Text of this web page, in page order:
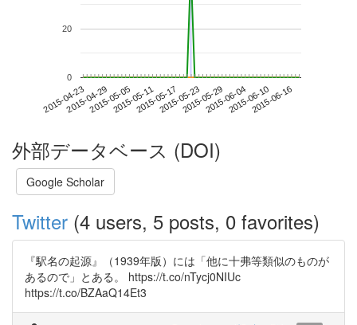
2015-04-232015-04-292015-05-052015-05-112015-05-172015-05-232015-05-292015-06-042015-06-102015-06-16
0
20
外部データベース (DOI)
Google Scholar
Twitter (4 users, 5 posts, 0 favorites)
『駅名の起源』（1939年版）には「他に十弗等類似のものが
あるので」とある。 https://t.co/nTycj0NIUc
https://t.co/BZAaQ14Et3